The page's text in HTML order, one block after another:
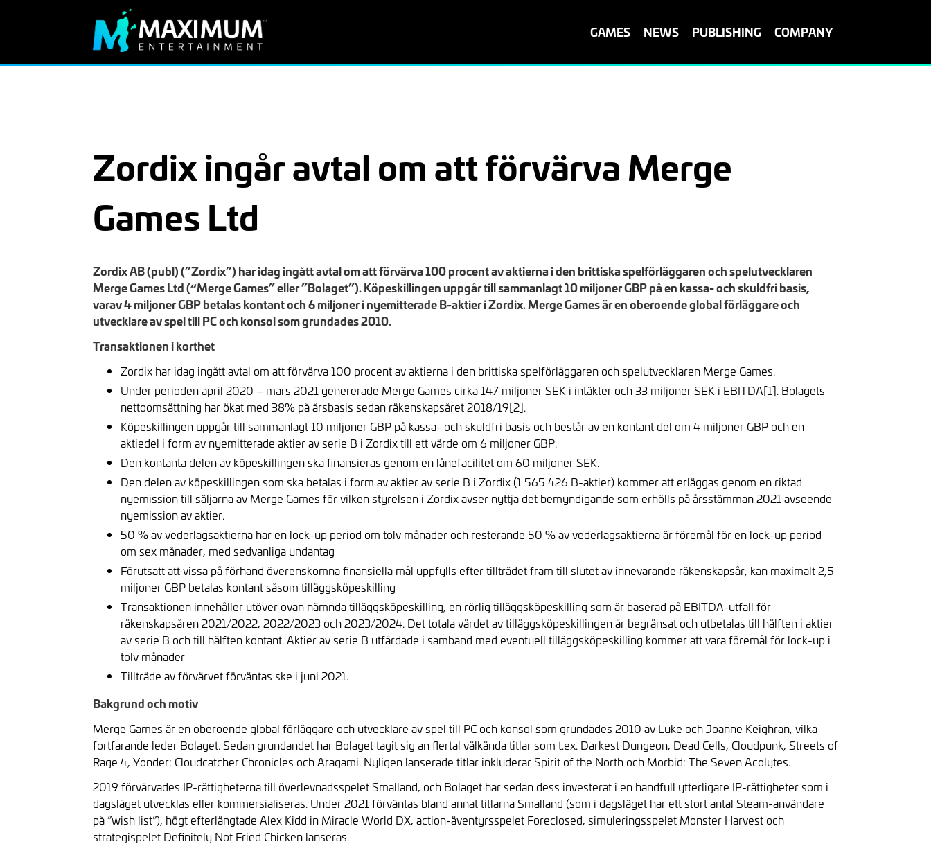
GAMES NEWS PUBLISHING COMPANY
Zordix ingår avtal om att förvärva Merge
Games Ltd
Zordix AB (publ) (”Zordix”) har idag ingått avtal om att förvärva 100 procent av aktierna i den brittiska spelförläggaren och spelutvecklaren
Merge Games Ltd (“Merge Games” eller ”Bolaget”). Köpeskillingen uppgår till sammanlagt 10 miljoner GBP på en kassa- och skuldfri basis,
varav 4 miljoner GBP betalas kontant och 6 miljoner i nyemitterade B-aktier i Zordix. Merge Games är en oberoende global förläggare och
utvecklare av spel till PC och konsol som grundades 2010.
Transaktionen i korthet
Zordix har idag ingått avtal om att förvärva 100 procent av aktierna i den brittiska spelförläggaren och spelutvecklaren Merge Games.
Under perioden april 2020 – mars 2021 genererade Merge Games cirka 147 miljoner SEK i intäkter och 33 miljoner SEK i EBITDA[1]. Bolagets
nettoomsättning har ökat med 38% på årsbasis sedan räkenskapsåret 2018/19[2].
Köpeskillingen uppgår till sammanlagt 10 miljoner GBP på kassa- och skuldfri basis och består av en kontant del om 4 miljoner GBP och en
aktiedel i form av nyemitterade aktier av serie B i Zordix till ett värde om 6 miljoner GBP.
Den kontanta delen av köpeskillingen ska finansieras genom en lånefacilitet om 60 miljoner SEK.
Den delen av köpeskillingen som ska betalas i form av aktier av serie B i Zordix (1 565 426 B-aktier) kommer att erläggas genom en riktad
nyemission till säljarna av Merge Games för vilken styrelsen i Zordix avser nyttja det bemyndigande som erhölls på årsstämman 2021 avseende
nyemission av aktier.
50 % av vederlagsaktierna har en lock-up period om tolv månader och resterande 50 % av vederlagsaktierna är föremål för en lock-up period
om sex månader, med sedvanliga undantag
Förutsatt att vissa på förhand överenskomna finansiella mål uppfylls efter tillträdet fram till slutet av innevarande räkenskapsår, kan maximalt 2,5
miljoner GBP betalas kontant såsom tilläggsköpeskilling
Transaktionen innehåller utöver ovan nämnda tilläggsköpeskilling, en rörlig tilläggsköpeskilling som är baserad på EBITDA-utfall för
räkenskapsåren 2021/2022, 2022/2023 och 2023/2024. Det totala värdet av tilläggsköpeskillingen är begränsat och utbetalas till hälften i aktier
av serie B och till hälften kontant. Aktier av serie B utfärdade i samband med eventuell tilläggsköpeskilling kommer att vara föremål för lock-up i
tolv månader
Tillträde av förvärvet förväntas ske i juni 2021.
Bakgrund och motiv
Merge Games är en oberoende global förläggare och utvecklare av spel till PC och konsol som grundades 2010 av Luke och Joanne Keighran, vilka
fortfarande leder Bolaget. Sedan grundandet har Bolaget tagit sig an flertal välkända titlar som t.ex. Darkest Dungeon, Dead Cells, Cloudpunk, Streets of
Rage 4, Yonder: Cloudcatcher Chronicles och Aragami. Nyligen lanserade titlar inkluderar Spirit of the North och Morbid: The Seven Acolytes.
2019 förvärvades IP-rättigheterna till överlevnadsspelet Smalland, och Bolaget har sedan dess investerat i en handfull ytterligare IP-rättigheter som i
dagsläget utvecklas eller kommersialiseras. Under 2021 förväntas bland annat titlarna Smalland (som i dagsläget har ett stort antal Steam-användare
på ”wish list”), högt efterlängtade Alex Kidd in Miracle World DX, action-äventyrsspelet Foreclosed, simuleringsspelet Monster Harvest och
strategispelet Definitely Not Fried Chicken lanseras.